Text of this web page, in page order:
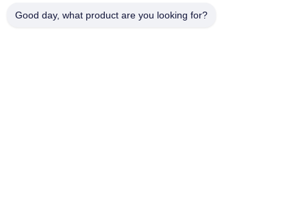
Good day, what product are you looking for?